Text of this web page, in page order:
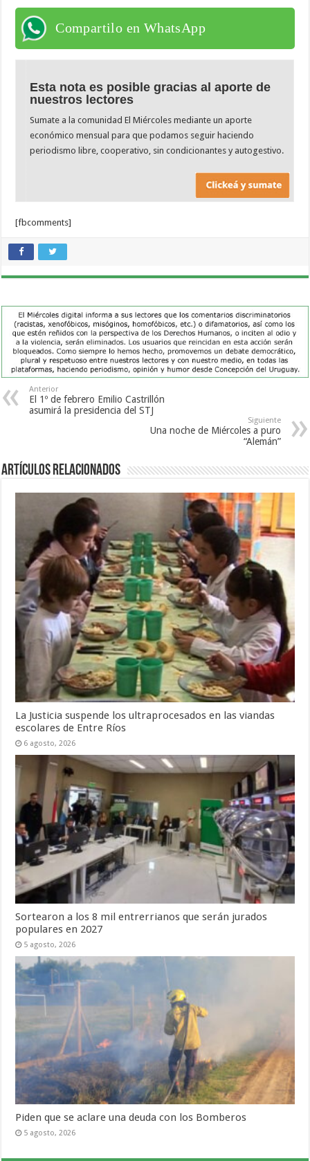
Compartilo en WhatsApp
Esta nota es posible gracias al aporte de
nuestros lectores
Sumate a la comunidad El Miércoles mediante un aporte
económico mensual para que podamos seguir haciendo
periodismo libre, cooperativo, sin condicionantes y autogestivo.
[fbcomments]
Anterior
El 1º de febrero Emilio Castrillón
asumirá la presidencia del STJ
Siguiente
Una noche de Miércoles a puro
“Alemán”
Artículos Relacionados
La Justicia suspende los ultraprocesados en las viandas
escolares de Entre Ríos
6 agosto, 2026
Sortearon a los 8 mil entrerrianos que serán jurados
populares en 2027
5 agosto, 2026
Piden que se aclare una deuda con los Bomberos
5 agosto, 2026